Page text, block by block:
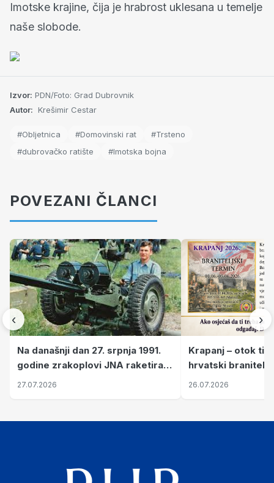
Imotske krajine, čija je hrabrost uklesana u temelje
naše slobode.
Izvor: PDN/Foto: Grad Dubrovnik
Autor: Krešimir Cestar
#Obljetnica #Domovinski rat
#Trsteno
#dubrovačko ratište
#Imotska bojna
POVEZANI ČLANCI
‹
Na današnji dan 27. srpnja 1991.
godine zrakoplovi JNA raketirali
su vojarnu i obučni centar "Nikola
27.07.2026
Krapanj – otok
hrvatski branitelji
pronalaze mir
26.07.2026
›